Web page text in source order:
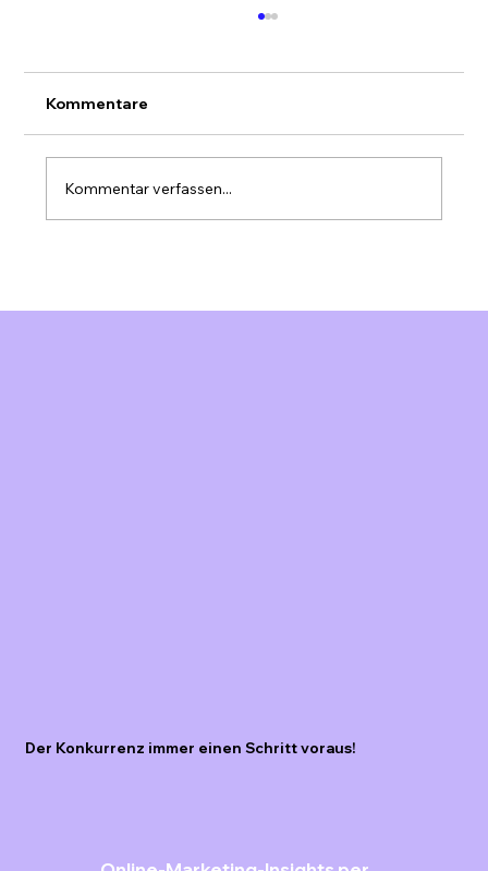
Kommentare
Kommentar verfassen...
Der Konkurrenz immer einen Schritt voraus!